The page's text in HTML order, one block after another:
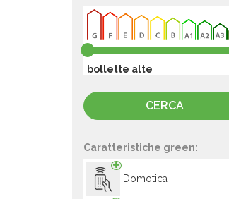
bollette alte
Caratteristiche green:
Domotica